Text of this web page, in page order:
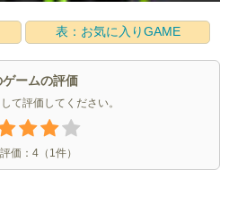
表：お気に入りGAME
ゲームの評価
て評価してください。
価： 4 （ 1件）